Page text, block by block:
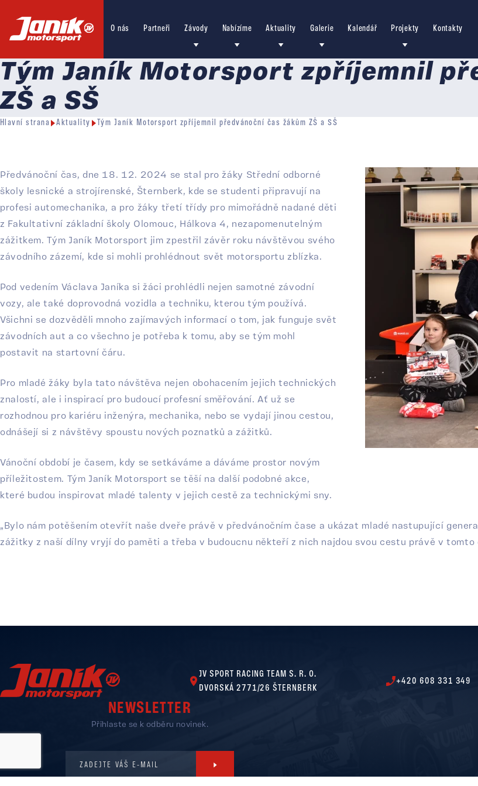
O nás Partneři Závody Nabízíme Aktuality Galerie Kalendář Projekty Kontakty
Tým Janík Motorsport zpříjemnil
ZŠ a SŠ
Hlavní strana Aktuality Tým Janík Motorsport zpříjemnil předvánoční čas žákům ZŠ a SŠ
Předvánoční čas, dne 18. 12. 2024 se stal pro žáky Střední odborné
školy lesnické a strojírenské, Šternberk, kde se studenti připravují na
profesi automechanika, a pro žáky třetí třídy pro mimořádně nadané děti
z Fakultativní základní školy Olomouc, Hálkova 4, nezapomenutelným
zážitkem. Tým Janík Motorsport jim zpestřil závěr roku návštěvou svého
závodního zázemí, kde si mohli prohlédnout svět motorsportu zblízka.
Pod vedením Václava Janíka si žáci prohlédli nejen samotné závodní
vozy, ale také doprovodná vozidla a techniku, kterou tým používá.
Všichni se dozvěděli mnoho zajímavých informací o tom, jak funguje svět
závodních aut a co všechno je potřeba k tomu, aby se tým mohl
postavit na startovní čáru.
Pro mladé žáky byla tato návštěva nejen obohacením jejich technických
znalostí, ale i inspirací pro budoucí profesní směřování. Ať už se
rozhodnou pro kariéru inženýra, mechanika, nebo se vydají jinou cestou,
odnášejí si z návštěvy spoustu nových poznatků a zážitků.
Vánoční období je časem, kdy se setkáváme a dáváme prostor novým
příležitostem. Tým Janík Motorsport se těší na další podobné akce,
které budou inspirovat mladé talenty v jejich cestě za technickými sny.
„Bylo nám potěšením otevřít naše dveře právě v předvánočním čase a ukázat mladé nastupující
zážitky z naší dílny vryjí do paměti a třeba v budoucnu někteří z nich najdou svou cestu právě v tomto
JV SPORT RACING TEAM S. R. O.
DVORSKÁ 2771/26 ŠTERNBERK
+420 608 331 349
NEWSLETTER
Přihlaste se k odběru novinek.
ZADEJTE VÁŠ E-MAIL